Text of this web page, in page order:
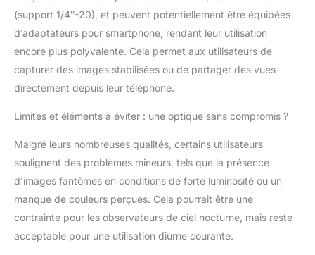
10 ans ACCESSOIRES
DE HAUTE QUALITÉ -
Livré avec une sangle
de transport
pochette, une housse
de pluie et des
capuchons d'objectif
(support 1/4″-20), et peuvent potentiellement être équipées
d’adaptateurs pour smartphone, rendant leur utilisation
encore plus polyvalente. Cela permet aux utilisateurs de
capturer des images stabilisées ou de partager des vues
directement depuis leur téléphone.
Limites et éléments à éviter : une optique sans compromis ?
Malgré leurs nombreuses qualités, certains utilisateurs
soulignent des problèmes mineurs, tels que la présence
d’images fantômes en conditions de forte luminosité ou un
manque de couleurs perçues. Cela pourrait être une
contrainte pour les observateurs de ciel nocturne, mais reste
acceptable pour une utilisation diurne courante.